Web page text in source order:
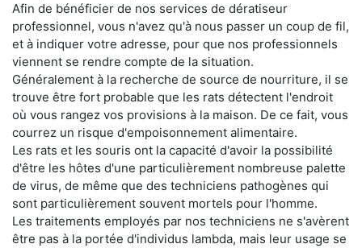
Afin de bénéficier de nos services de dératiseur
professionnel, vous n'avez qu'à nous passer un coup de fil,
et à indiquer votre adresse, pour que nos professionnels
viennent se rendre compte de la situation.
Généralement à la recherche de source de nourriture, il se
trouve être fort probable que les rats détectent l'endroit
où vous rangez vos provisions à la maison. De ce fait, vous
courrez un risque d'empoisonnement alimentaire.
Les rats et les souris ont la capacité d'avoir la possibilité
d'être les hôtes d'une particulièrement nombreuse palette
de virus, de même que des techniciens pathogènes qui
sont particulièrement souvent mortels pour l'homme.
Les traitements employés par nos techniciens ne s'avèrent
être pas à la portée d'individus lambda, mais leur usage se